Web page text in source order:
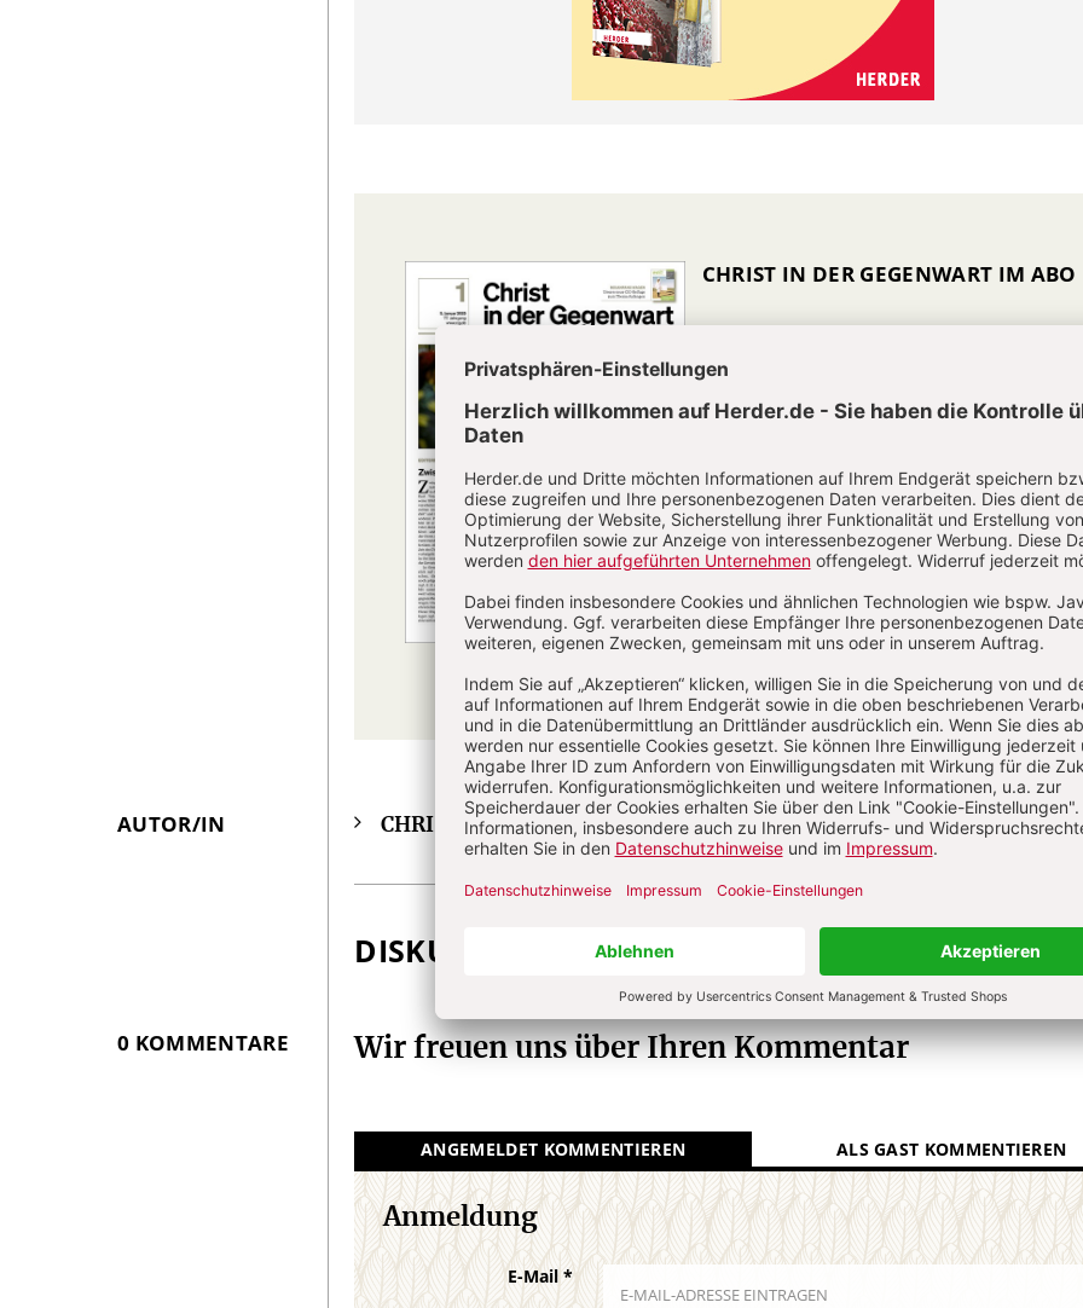
CHRIST IN DER GEGENWART IM ABO
Nachrichten und Berichte über aktuelle
Analysen geistiger, politischer und
für ein modernes christliches Leben.
Zum Kennenlernen: 4 Wochen gratis
Jetzt gratis testen
Überschrift
AUTOR/IN CHRIST IN DER GEGENWART Die Redaktion.
DISKUSSION
0 KOMMENTARE Wir freuen uns über Ihren Kommentar
ANGEMELDET KOMMENTIEREN ALS GAST KOMMENTIEREN
Anmeldung
E-Mail *